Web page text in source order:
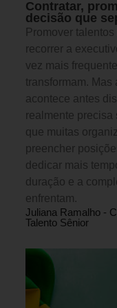
Contratar,
decisão que
Promover
recorrer a
vez mais
transformam.
acontece antes
realmente precisa
que muitas
preencher
dedicar mais
duração e a
enfrentam.
Juliana Ramalho -
Talento Sênior